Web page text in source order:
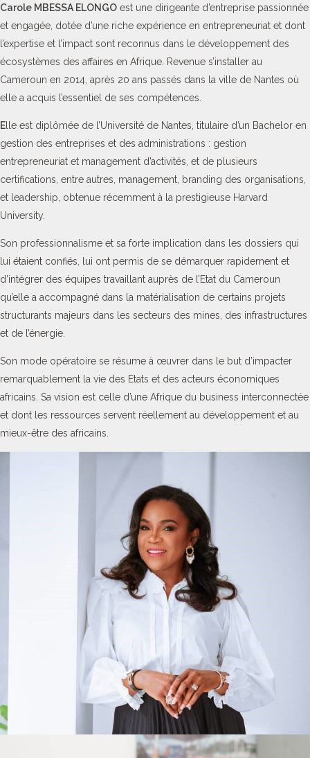
Carole MBESSA ELONGO est une dirigeante d’entreprise passionnée
et engagée, dotée d’une riche expérience en entrepreneuriat et dont
l’expertise et l’impact sont reconnus dans le développement des
écosystèmes des affaires en Afrique. Revenue s’installer au
Cameroun en 2014, après 20 ans passés dans la ville de Nantes où
elle a acquis l’essentiel de ses compétences.
E lle est diplômée de l’Université de Nantes, titulaire d’un Bachelor en
gestion des entreprises et des administrations : gestion
entrepreneuriat et management d’activités, et de plusieurs
certifications, entre autres, management, branding des organisations,
et leadership, obtenue récemment à la prestigieuse Harvard
University.
Son professionnalisme et sa forte implication dans les dossiers qui
lui étaient confiés, lui ont permis de se démarquer rapidement et
d’intégrer des équipes travaillant auprès de l’Etat du Cameroun
qu’elle a accompagné dans la matérialisation de certains projets
structurants majeurs dans les secteurs des mines, des infrastructures
et de l’énergie.
Son mode opératoire se résume à œuvrer dans le but d’impacter
remarquablement la vie des Etats et des acteurs économiques
africains. Sa vision est celle d’une Afrique du business interconnectée
et dont les ressources servent réellement au développement et au
mieux-être des africains.